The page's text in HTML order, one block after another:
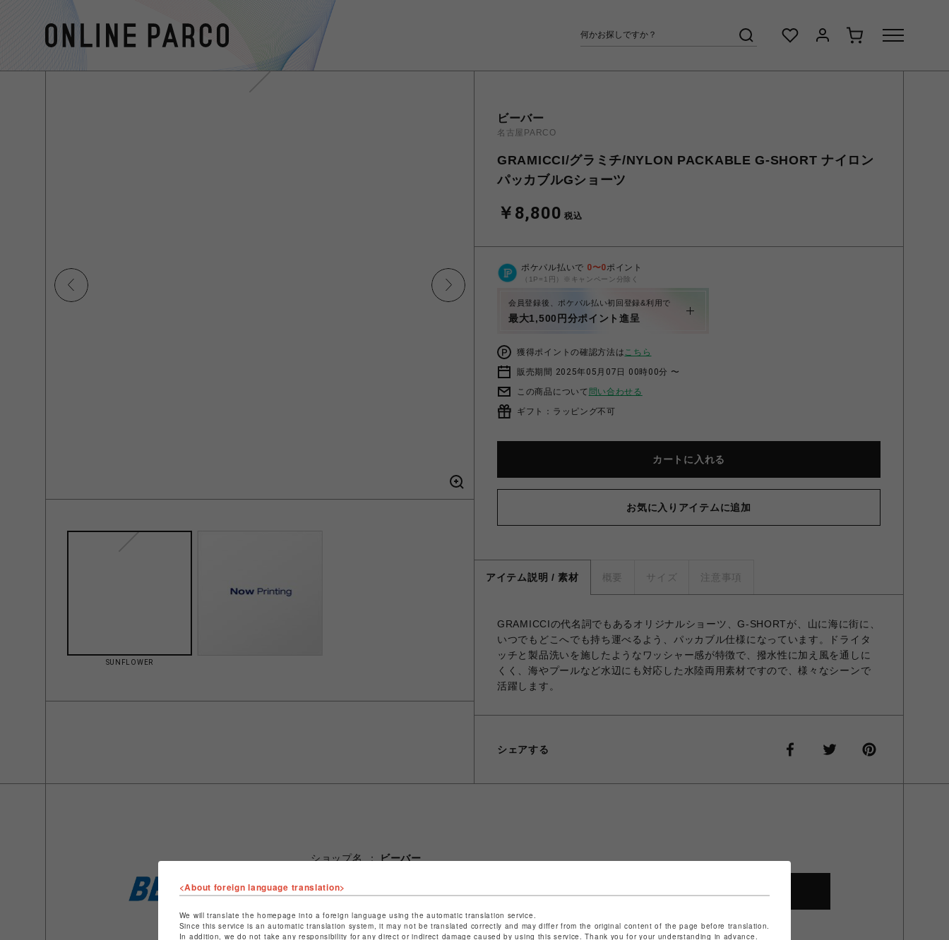
SUNFLOWER
ビーバー
名古屋PARCO
GRAMICCI/グラミチ/NYLON PACKABLE G-SHORT ナイロン
パッカブルGショーツ
￥8,800 税込
ポケパル払いで 0〜0ポイント
（1P=1円）※キャンペーン分除く
会員登録後、ポケパル払い初回登録&利用で
最大1,500円分ポイント進呈
獲得ポイントの確認方法はこちら
販売期間 2025年05月07日 00時00分 〜
この商品について 問い合わせる
ギフト：ラッピング不可
カートに入れる
お気に入りアイテムに追加
アイテム説明 / 素材 概要 サイズ 注意事項
GRAMICCIの代名詞でもあるオリジナルショーツ、G-SHORTが、山に海に街に、
いつでもどこへでも持ち運べるよう、パッカブル仕様になっています。ドライタ
ッチと製品洗いを施したようなワッシャー感が特徴で、撥水性に加え風を通しに
くく、海やプールなど水辺にも対応した水陸両用素材ですので、様々なシーンで
活躍します。
シェアする
ショップ名
ビーバー
ショップお問い合わせはこちら
<About foreign language translation>
We will translate the homepage into a foreign language using the automatic translation service.
Since this service is an automatic translation system, it may not be translated correctly and may differ from the original content of the page before translation.
In addition, we do not take any responsibility for any direct or indirect damage caused by using this service. Thank you for your understanding in advance.